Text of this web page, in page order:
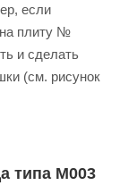
если
на плиту №
и сделать
(см. рисунок
типа M003